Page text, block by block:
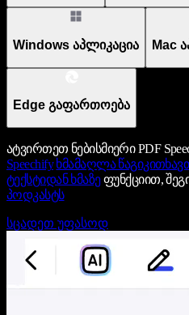
Windows აპლიკაცია Mac
Edge გაფართოება
ატვირთეთ ნებისმიერი PDF
Speechify ხმამაღლა
ტექსტიდან ხმაზეფუნქციით,
პოდკასტს
სცადეთ უფასოდ